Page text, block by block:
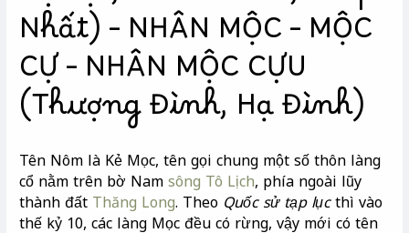
Nhất) – NHÂN MỘC – MỘC
CỰ – NHÂN MỘC CỰU
(Thượng Đình, Hạ Đình)
Tên Nôm là Kẻ Mọc, tên gọi chung một số thôn làng
cổ nằm trên bờ Namsông Tô Lịch, phía ngoài lũy
thành đất Thăng Long. Theo Quốc sử tạp lụcthì vào
thế kỷ 10, các làng Mọc đều có rừng, vậy mới có tên